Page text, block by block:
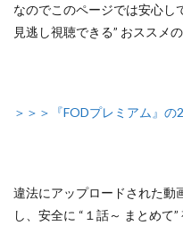
なのでこのページでは安心し
見逃し視聴できる” おススメ
＞＞＞『FODプレミアム』
違法にアップロードされた動
し、安全に “１話～ まとめて”